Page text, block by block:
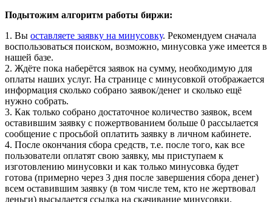
Подытожим алгоритм работы биржи:
1. Вы оставляете заявку на минусовку. Рекомендуем сначала
воспользоваться поиском, возможно, минусовка уже имеется в
нашей базе.
2. Ждёте пока наберётся заявок на сумму, необходимую для
оплаты наших услуг. На странице с минусовкой отображается
информация сколько собрано заявок/денег и сколько ещё
нужно собрать.
3. Как только собрано достаточное количество заявок, всем
оставившим заявку с пожертвованием больше 0 рассылается
сообщение с просьбой оплатить заявку в личном кабинете.
4. После окончания сбора средств, т.е. после того, как все
пользователи оплатят свою заявку, мы приступаем к
изготовлению минусовки и как только минусовка будет
готова (примерно через 3 дня после завершения сбора денег)
всем оставившим заявку (в том числе тем, кто не жертвовал
деньги) высылается ссылка на скачивание минусовки.